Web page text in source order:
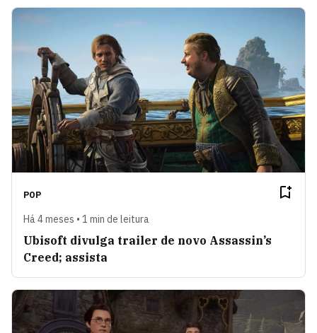
POP
Há 4 meses • 1 min de leitura
Ubisoft divulga trailer de novo Assassin’s
Creed; assista